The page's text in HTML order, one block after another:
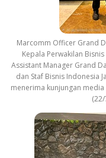
Marcomm Officer Grand
Kepala Perwakilan
Assistant Manager Grand
dan Staf Bisnis Indonesia
menerima kunjungan